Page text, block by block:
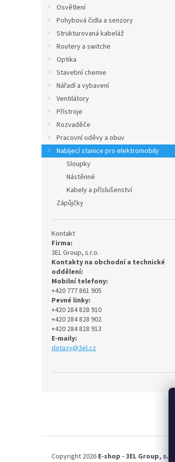
Osvětlení
Pohybová čidla a senzory
Strukturovaná kabeláž
Routery a switche
Optika
Stavební chemie
Nářadí a vybavení
Ventilátory
Přístroje
Rozvaděče
Pracovní oděvy a obuv
Nabíjecí stanice pro elektromobily
Sloupky
Nástěnné
Kabely a příslušenství
Zápůjčky
Kontakt
Firma:
3EL Group, s.r.o.
Kontakty na obchodní a technické
oddělení:
Mobilní telefony:
+420 777 861 905
Pevné linky:
+420 284 828 910
+420 284 828 902
+420 284 828 913
E-maily:
dotazy@3el.cz
Copyright 2026 E-shop - 3EL Group, s.r.o.